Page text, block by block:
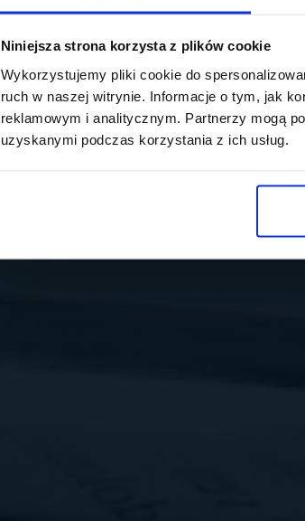
Niniejsza strona korzysta z plików cookie
Wykorzystujemy pliki cookie do
ruch w naszej witrynie. Informacje o tym, jak
reklamowym i analitycznym. Partnerzy mogą
uzyskanymi podczas korzystania z ich usług.